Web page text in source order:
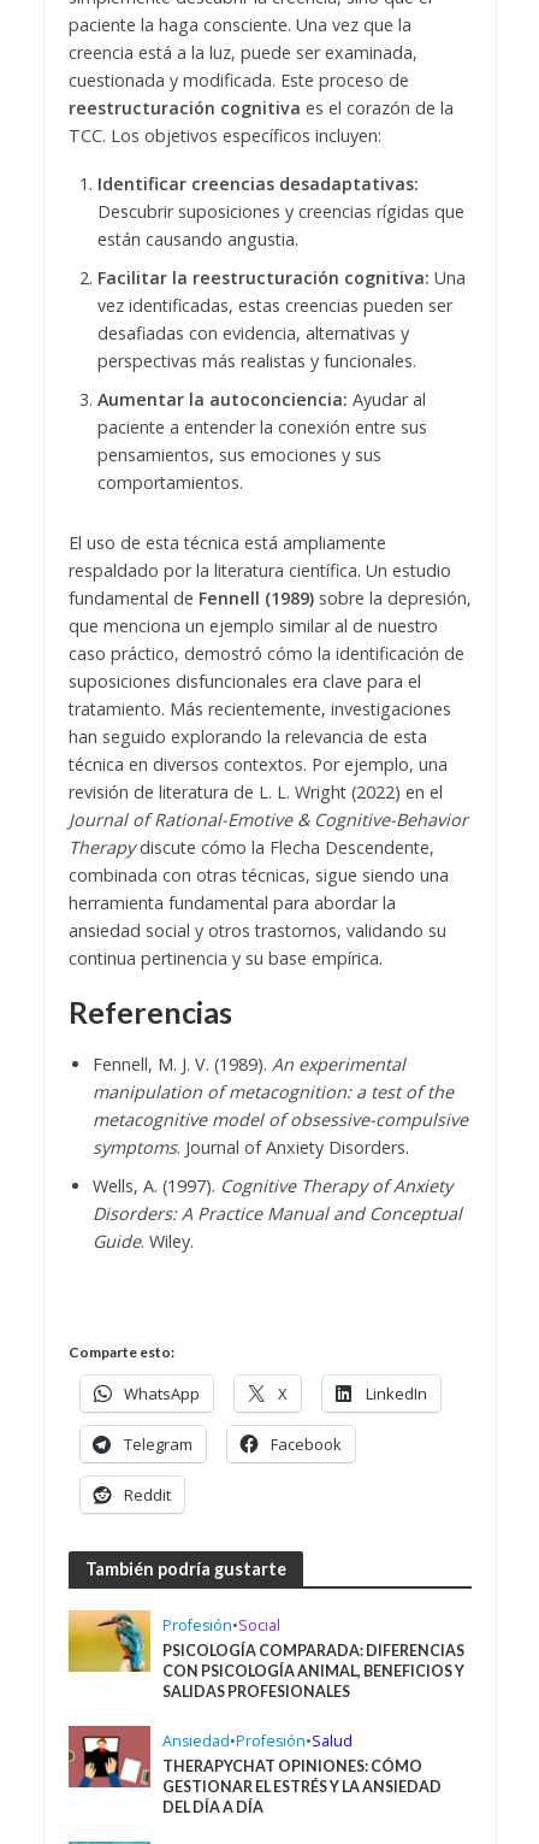
paciente la haga consciente. Una vez que la
creencia está a la luz, puede ser examinada,
cuestionada y modificada. Este proceso de
reestructuración cognitiva es el corazón de la
TCC. Los objetivos específicos incluyen:
Identificar creencias desadaptativas:
Descubrir suposiciones y creencias rígidas que
están causando angustia.
Facilitar la reestructuración cognitiva: Una
vez identificadas, estas creencias pueden ser
desafiadas con evidencia, alternativas y
perspectivas más realistas y funcionales.
Aumentar la autoconciencia: Ayudar al
paciente a entender la conexión entre sus
pensamientos, sus emociones y sus
comportamientos.
El uso de esta técnica está ampliamente
respaldado por la literatura científica. Un estudio
fundamental de Fennell (1989)sobre la depresión,
que menciona un ejemplo similar al de nuestro
caso práctico, demostró cómo la identificación de
suposiciones disfuncionales era clave para el
tratamiento. Más recientemente, investigaciones
han seguido explorando la relevancia de esta
técnica en diversos contextos. Por ejemplo, una
revisión de literatura de L. L. Wright (2022) en el
Journal of Rational-Emotive & Cognitive-Behavior
Therapydiscute cómo la Flecha Descendente,
combinada con otras técnicas, sigue siendo una
herramienta fundamental para abordar la
ansiedad social y otros trastornos, validando su
continua pertinencia y su base empírica.
Referencias
Fennell, M. J. V. (1989). An experimental
manipulation of metacognition: a test of the
metacognitive model of obsessive-compulsive
symptoms. Journal of Anxiety Disorders.
Wells, A. (1997). Cognitive Therapy of Anxiety
Disorders: A Practice Manual and Conceptual
Guide. Wiley.
Comparte esto:
WhatsApp X LinkedIn
Telegram Facebook
Reddit
También podría gustarte
Profesión•Social
PSICOLOGÍA COMPARADA: DIFERENCIAS
CON PSICOLOGÍA ANIMAL, BENEFICIOS Y
SALIDAS PROFESIONALES
Ansiedad•Profesión•Salud
THERAPYCHAT OPINIONES: CÓMO
GESTIONAR EL ESTRÉS Y LA ANSIEDAD
DEL DÍA A DÍA